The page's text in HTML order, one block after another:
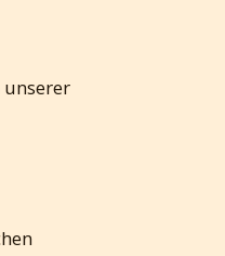
unserer